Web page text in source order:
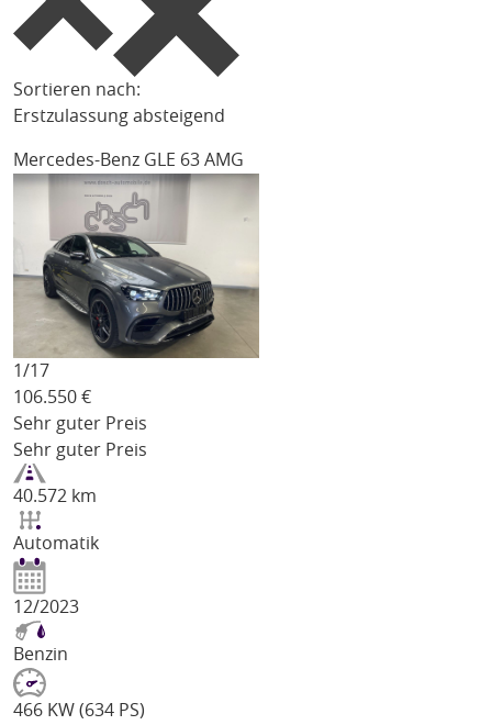
Sortieren nach:
Erstzulassung absteigend
Mercedes-Benz GLE 63 AMG
1/17
106.550 €
Sehr guter Preis
Sehr guter Preis
40.572 km
Automatik
12/2023
Benzin
466 KW (634 PS)